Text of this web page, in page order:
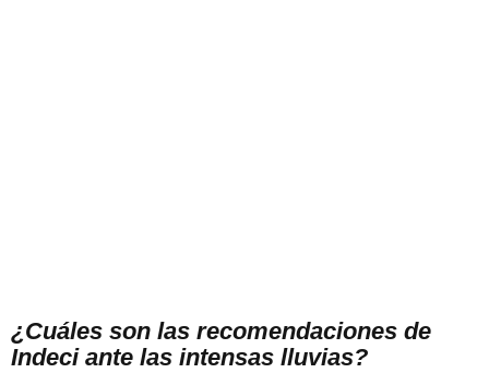
¿Cuáles son las recomendaciones de
Indeci ante las intensas lluvias?